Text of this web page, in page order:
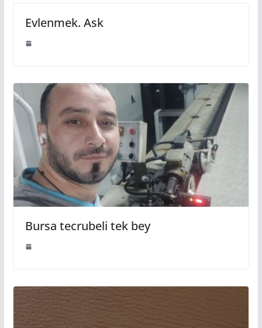
Evlenmek. Ask
Bursa tecrubeli tek bey